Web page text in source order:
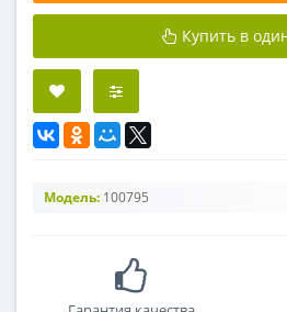
Купить в
Модель: 100795